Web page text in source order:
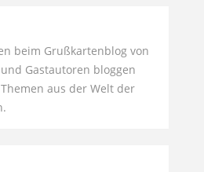
beim Grußkartenblog von
Gastautoren bloggen
aus der Welt der